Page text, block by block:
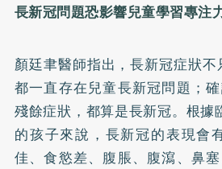
長新冠問題恐影響兒童學習專注
顏廷聿醫師指出，長新冠症狀
都一直存在兒童長新冠問題；
殘餘症狀，都算是長新冠。根
的孩子來說，長新冠的表現會
佳、食慾差、腹脹、腹瀉、鼻